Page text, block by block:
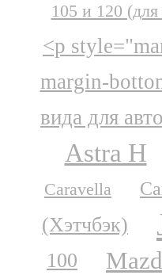
105 и 120
<p
margin-
вида для
Astra H
Caravella
(Хэтчбэк)
100